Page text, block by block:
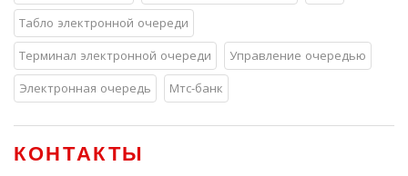
Табло электронной очереди
Терминал электронной очереди
Управление очередью
Электронная очередь
Мтс-банк
КОНТАКТЫ